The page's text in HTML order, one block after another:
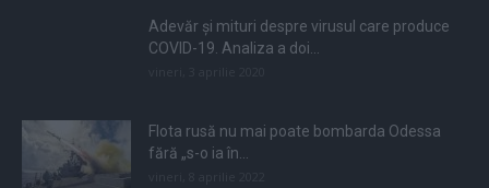
Adevăr și mituri despre virusul care produce
COVID-19. Analiza a doi...
Flota rusă nu mai poate bombarda Odessa
fără „s-o ia în...